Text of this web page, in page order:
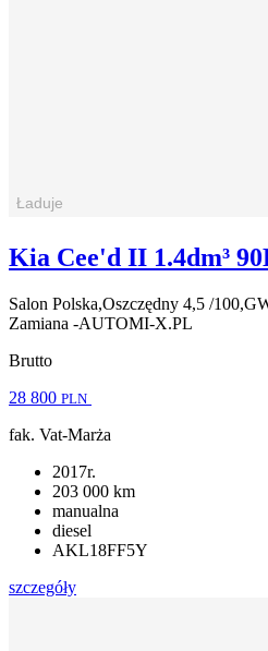
Kia Cee'd II 1.4dm³
Salon Polska,Oszczędny 4,5 /
Zamiana -AUTOMI-X.PL
Brutto
28 800 PLN
fak. Vat-Marża
2017r.
203 000 km
manualna
diesel
AKL18FF5Y
szczegóły